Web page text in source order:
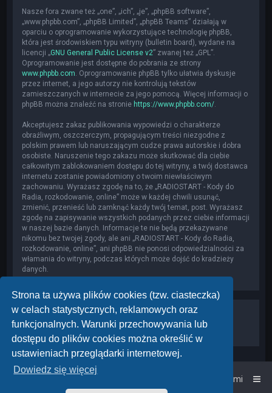
Strona ta używa plików cookies (tzw. ciasteczka)
w celach statystycznych, reklamowych oraz
funkcjonalnych. Warunki przechowywania lub
dostępu do plików cookies można określić w
ustawieniach przeglądarki internetowej.
Dowiedz się więcej
Nasze fora zwane też „one”, „ich”, „je”, „phpBB software”,
„www.phpbb.com”, „phpBB Limited”, „phpBB Teams” działają w
oparciu o oprogramowanie wykorzystujące technologię phpBB,
która jest środowiskiem typu witryny (bulletin board), wydane na
licencji „GNU General Public License v2” zwanej też „GPL”.
Oprogramowanie jest dostępne do pobrania ze strony
www.phpbb.com . Oprogramowanie phpBB tylko ułatwia dyskusje
przez internet, a jego autorzy nie kontrolują tekstów
zamieszczanych w internecie za jego pomocą. Więcej informacji o
phpBB można znaleźć na stronie https://www.phpbb.com/
Akceptujesz zakaz publikowania wypowiedzi o charakterze
obraźliwym, oszczerczym, propagującym treści niezgodne z
polskim prawem lub naruszającym cudze prawa autorskie i dobra
osobiste. Naruszenie tego zakazu może skutkować dla ciebie
całkowitym zablokowaniem dostępu do tej witryny, a twój dostawca
internetu zostanie powiadomiony o twoim niewłaściwym
zachowaniu. Wyrażasz zgodę na to, że „RADIOSTART - Kody do
Radia, rozkodowanie, online” może w każdej chwili usunąć,
zmienić, przenieść lub zamknąć każdy twój temat, post. Wyrażasz
zgodę na zapisywanie wszystkich podanych przez ciebie informacji
w naszej bazie danych. Informacje te nie będą przekazywane
nikomu bez twojej zgody, ale ani „RADIOSTART - Kody do Radia,
rozkodowanie, online”, ani phpBB nie ponosi odpowiedzialności za
włamania do witryny, podczas których może dojść do kradzieży
danych.
Strona główna Kontakt z nami